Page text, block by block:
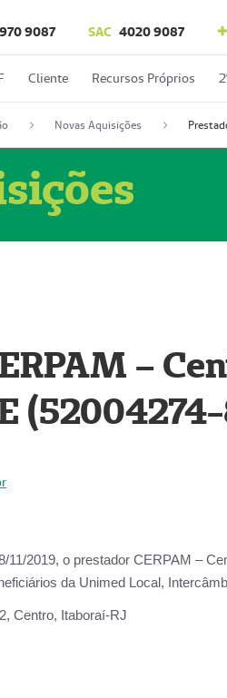
9087 SAC 4020 9087
Cliente Recursos Próprios
Novas Aquisições
–
11/2019, o prestador CERPAM –
da Unimed Local,
Centro, Itaboraí-RJ